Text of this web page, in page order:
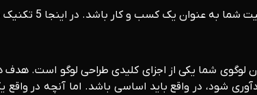
5 تکنیک برای ایجاد یک لوگوی خارق‌العاده که ماندگار است، آورده شده است.
لوگوی شما یکی از اجزای کلیدی طراحی لوگو است.
شود، در واقع باید اساسی باشد. اما آنچه در